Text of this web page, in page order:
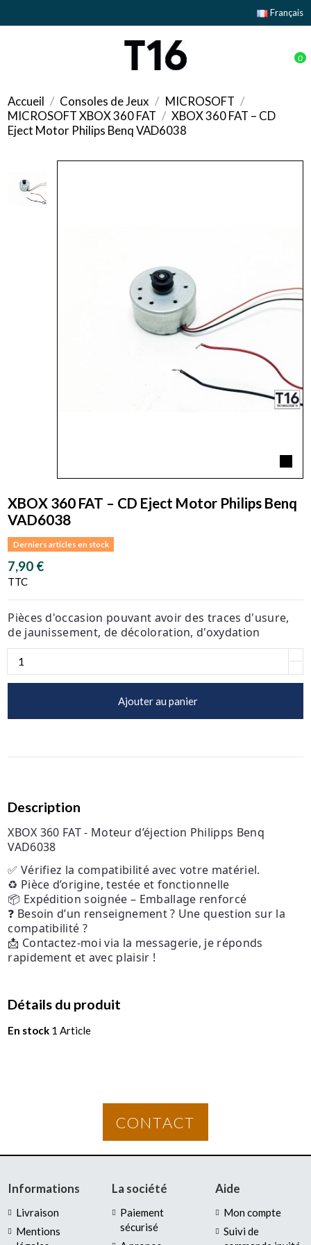
Français
0
Accueil Consoles de Jeux
MICROSOFT
MICROSOFT XBOX 360 FAT
XBOX 360 FAT – CD
Eject Motor Philips Benq VAD6038
XBOX 360 FAT – CD Eject Motor Philips Benq
VAD6038
Derniers articles en stock
7,90 €
TTC
Pièces d'occasion pouvant avoir des traces d'usure,
de jaunissement, de décoloration, d'oxydation
Ajouter au panier
Description
XBOX 360 FAT - Moteur d’éjection Philipps Benq
VAD6038
✅ Vérifiez la compatibilité avec votre matériel.
♻️ Pièce d’origine, testée et fonctionnelle
📦 Expédition soignée – Emballage renforcé
❓ Besoin d’un renseignement ? Une question sur la
compatibilité ?
📩 Contactez-moi via la messagerie, je réponds
rapidement et avec plaisir !
Détails du produit
En stock 1 Article
CONTACT
Informations
Livraison
Mentions
La société
Paiement
sécurisé
Aide
Mon compte
Suivi de